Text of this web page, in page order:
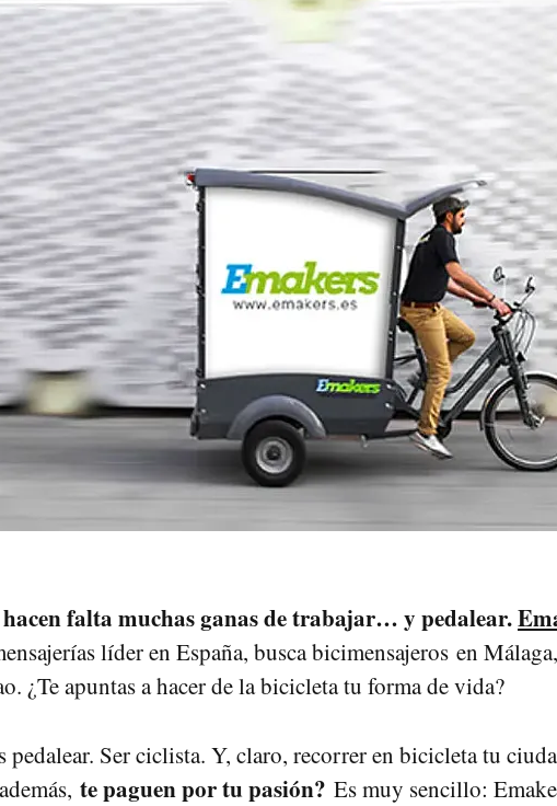
falta muchas ganas de trabajar… y pedalear.
líder en España, busca bicimensajeros en
¿Te apuntas a hacer de la bicicleta tu forma de vida?
pedalear. Ser ciclista. Y, claro, recorrer en bicicleta tu
te paguen por tu pasión? Es muy sencillo: